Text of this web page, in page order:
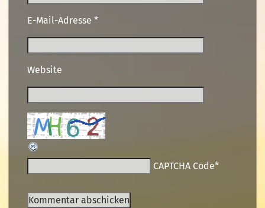
E-Mail-Adresse *
Website
CAPTCHA Code*